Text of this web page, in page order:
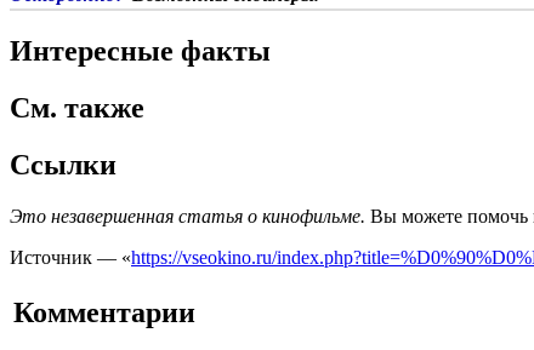
Интересные факты
См. также
Ссылки
Это незавершенная статья о кинофильме. Вы можете помочь
Источник — «https://vseokino.ru/
Комментарии